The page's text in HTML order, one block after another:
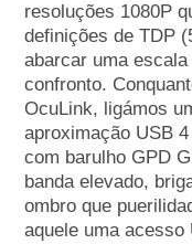
resoluções 1080P
definições de TDP
abarcar uma
confronto.
OcuLink, ligámos
aproximação USB
com barulho GPD
banda elevado,
ombro que
aquele uma acesso